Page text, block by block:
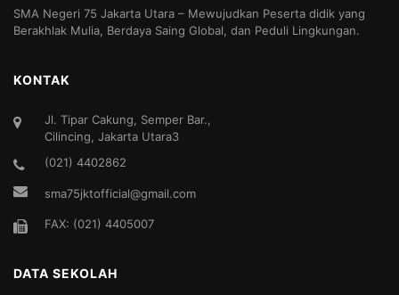
SMA Negeri 75 Jakarta Utara – Mewujudkan Peserta didik yang
Berakhlak Mulia, Berdaya Saing Global, dan Peduli Lingkungan.
KONTAK
Jl. Tipar Cakung, Semper Bar.,
Cilincing, Jakarta Utara3
(021) 4402862
sma75jktofficial@gmail.com
FAX: (021) 4405007
DATA SEKOLAH